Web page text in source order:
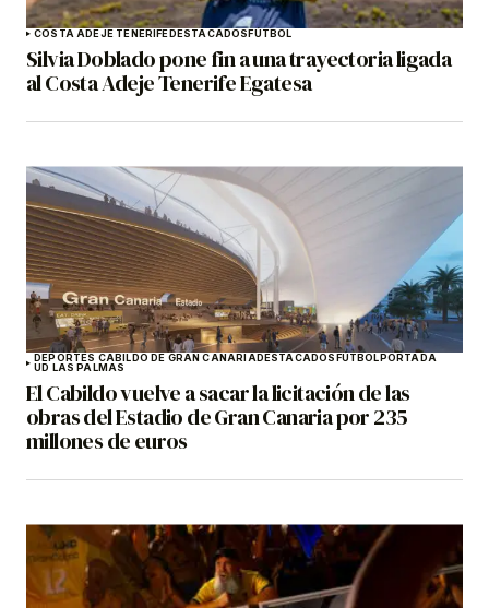
COSTA ADEJE TENERIFE DESTACADOS FÚTBOL
Silvia Doblado pone fin a una trayectoria ligada
al Costa Adeje Tenerife Egatesa
DEPORTES CABILDO DE GRAN CANARIADESTACADOS FÚTBOL PORTADA
UD LAS PALMAS
El Cabildo vuelve a sacar la licitación de las
obras del Estadio de Gran Canaria por 235
millones de euros